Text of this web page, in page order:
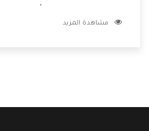
وتقدم للعملاء أقوى العروض
مشاهدة المزيد